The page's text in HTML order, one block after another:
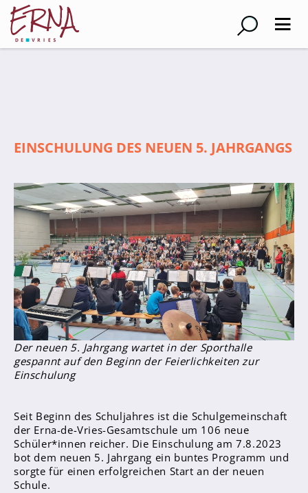
Lehrer*innen
Referendar*innen
Teams
Schüler*innen
Schüler*innenvertretung
Sporthelfer*innen
Sanitätsdienst
Eltern
Förderverein
Mitarbeiter*innen
Sekretär*innen
Hausmeister
EINSCHULUNG DES NEUEN 5. JAHRGANGS
Der neuen 5. Jahrgang wartet in der Sporthalle
gespannt auf den Beginn der Feierlichkeiten zur
Einschulung
Seit Beginn des Schuljahres ist die Schulgemeinschaft
der Erna-de-Vries-Gesamtschule um 106 neue
Schüler*innen reicher. Die Einschulung am 7.8.2023
bot dem neuen 5. Jahrgang ein buntes Programm und
sorgte für einen erfolgreichen Start an der neuen
Schule.